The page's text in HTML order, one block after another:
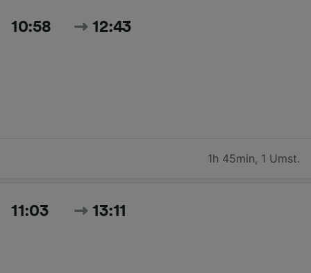
10:58 12:43
1h 45min, 1 Umst.
11:03 13:11